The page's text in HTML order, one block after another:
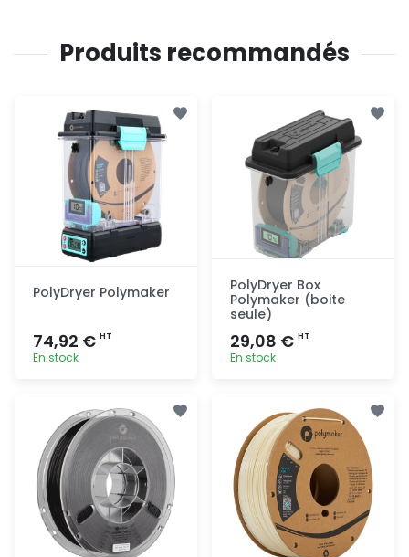
Produits recommandés
PolyDryer Polymaker
74,92 € HT
En stock
rapide
PolyDryer Box
Polymaker (boite
seule)
29,08 € HT
En stock
rapide